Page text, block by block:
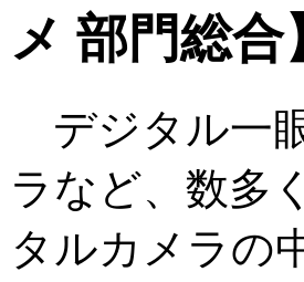
メ 部門総合
デジタル一
ラなど、数多
タルカメラの